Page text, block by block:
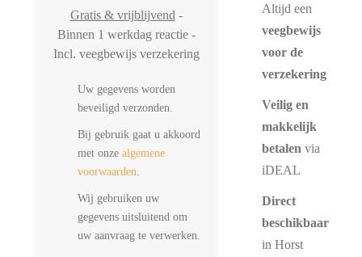
Gratis & vrijblijvend -
Binnen 1 werkdag reactie -
Incl. veegbewijs verzekering
Uw gegevens worden
beveiligd verzonden.
Bij gebruik gaat u akkoord
met onze algemene
voorwaarden.
Wij gebruiken uw
gegevens uitsluitend om
uw aanvraag te verwerken.
Altijd een
veegbewijs
voor de
verzekering
Veilig en
makkelijk
betalen via
iDEAL
Direct
beschikbaar
in Horst